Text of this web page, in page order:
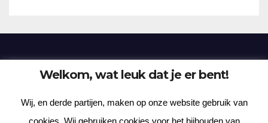
Frenzy Plantation
Korte verhalen, kortere gedichten, lange gedachten
Welkom, wat leuk dat je er bent!
Wij, en derde partijen, maken op onze website gebruik van
cookies. Wij gebruiken cookies voor het bijhouden van